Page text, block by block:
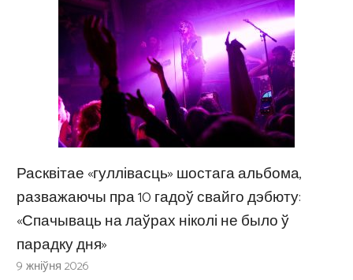
Расквітае «гуллівасць» шостага альбома,
разважаючы пра 10 гадоў свайго дэбюту:
«Спачываць на лаўрах ніколі не было ў
парадку дня»
9 жніўня 2026